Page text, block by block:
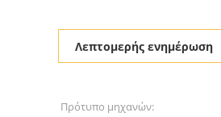
Λεπτομερής ενημέρωση
Πρότυπο μηχανών: